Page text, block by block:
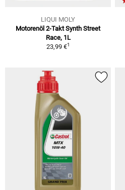
LIQUI MOLY
Motorenöl 2-Takt Synth Street
Race, 1L
23,99 €1